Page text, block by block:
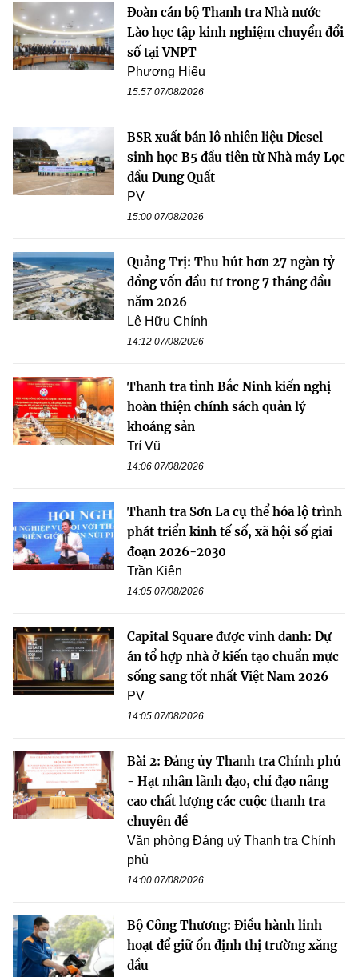
Đoàn cán bộ Thanh tra Nhà nước
Lào học tập kinh nghiệm chuyển đổi
số tại VNPT
Phương Hiếu
15:57 07/08/2026
BSR xuất bán lô nhiên liệu Diesel
sinh học B5 đầu tiên từ Nhà máy Lọc
dầu Dung Quất
PV
15:00 07/08/2026
Quảng Trị: Thu hút hơn 27 ngàn tỷ
đồng vốn đầu tư trong 7 tháng đầu
năm 2026
Lê Hữu Chính
14:12 07/08/2026
Thanh tra tỉnh Bắc Ninh kiến nghị
hoàn thiện chính sách quản lý
khoáng sản
Trí Vũ
14:06 07/08/2026
Thanh tra Sơn La cụ thể hóa lộ trình
phát triển kinh tế số, xã hội số giai
đoạn 2026-2030
Trần Kiên
14:05 07/08/2026
Capital Square được vinh danh: Dự
án tổ hợp nhà ở kiến tạo chuẩn mực
sống sang tốt nhất Việt Nam 2026
PV
14:05 07/08/2026
Bài 2: Đảng ủy Thanh tra Chính phủ
- Hạt nhân lãnh đạo, chỉ đạo nâng
cao chất lượng các cuộc thanh tra
chuyên đề
Văn phòng Đảng uỷ Thanh tra Chính
phủ
14:00 07/08/2026
Bộ Công Thương: Điều hành linh
hoạt để giữ ổn định thị trường xăng
dầu